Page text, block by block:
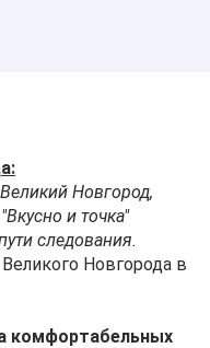
Новгород,
и точка"
следования.
Новгорода в
комфортабельных